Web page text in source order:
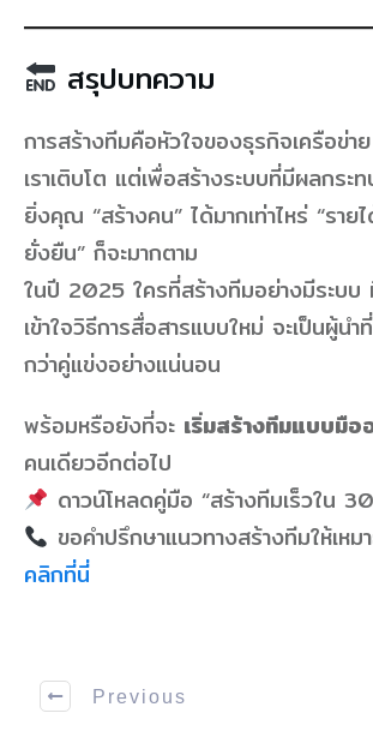
สรุปบทความ
การสร้างทีมคือหัวใจของธุรกิจเครือข่า
เราเติบโต แต่เพื่อสร้างระบบที่มีผลกระ
ยิ่งคุณ “สร้างคน” ได้มากเท่าไหร่ “ราย
ยั่งยืน” ก็จะมากตาม
ในปี 2025 ใครที่สร้างทีมอย่างมีระบบ
เข้าใจวิธีการสื่อสารแบบใหม่ จะเป็นผู้นำ
กว่าคู่แข่งอย่างแน่นอน
พร้อมหรือยังที่จะ เริ่มสร้างทีมแบบมือ
คนเดียวอีกต่อไป
ดาวน์โหลดคู่มือ “สร้างทีมเร็วใน
ขอคำปรึกษาแนวทางสร้างทีมให้เห
คลิกที่นี่
Previous